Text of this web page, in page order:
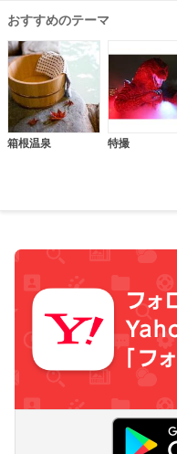
おすすめのテーマ
箱根温泉 特撮